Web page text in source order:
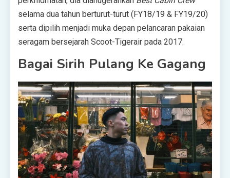
selama dua tahun berturut-turut (FY18/19 & FY19/20)
serta dipilih menjadi muka depan pelancaran pakaian
seragam bersejarah Scoot-Tigerair pada 2017.
Bagai Sirih Pulang Ke Gagang